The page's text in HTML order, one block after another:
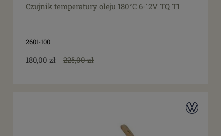
Czujnik temperatury oleju 180°C 6-12V TQ T1
2601-100
180,00 zł 225,00 zł